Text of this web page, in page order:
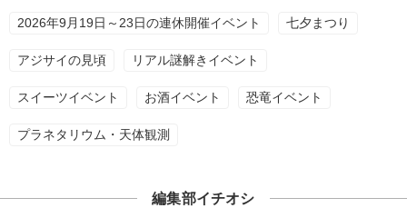
2026年9月19日～23日の連休開催イベント 七夕まつり
アジサイの見頃 リアル謎解きイベント
スイーツイベント お酒イベント 恐竜イベント
プラネタリウム・天体観測
編集部イチオシ